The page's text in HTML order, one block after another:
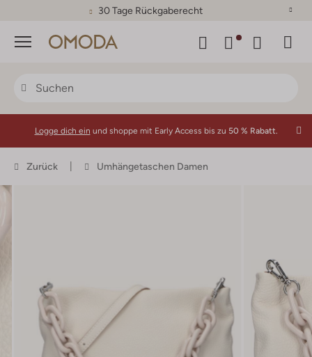
30 Tage Rückgaberecht
Menü
Logge dich ein und shoppe mit Early Access bis zu 50 % Rabatt.
Zurück Umhängetaschen Damen